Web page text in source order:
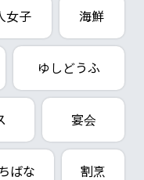
女子 海鮮
ゆしどうふ
宴会
ちばな 割烹